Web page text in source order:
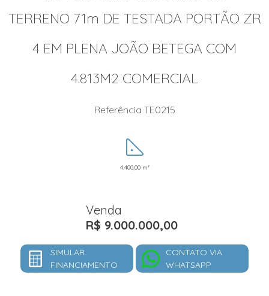
TERRENO 71m DE TESTADA PORTÃO ZR
4 EM PLENA JOÃO BETEGA COM
4.813M2 COMERCIAL
Referência TE0215
4.400,00 m²
Venda
R$ 9.000.000,00
SIMULAR
FINANCIAMENTO
CONTATO VIA
WHATSAPP